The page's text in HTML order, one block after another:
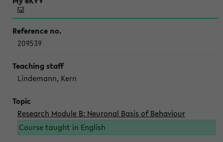
209539
Lindemann, Kern
Research Module B: Neuronal Basis of Behaviour
Course taught in English